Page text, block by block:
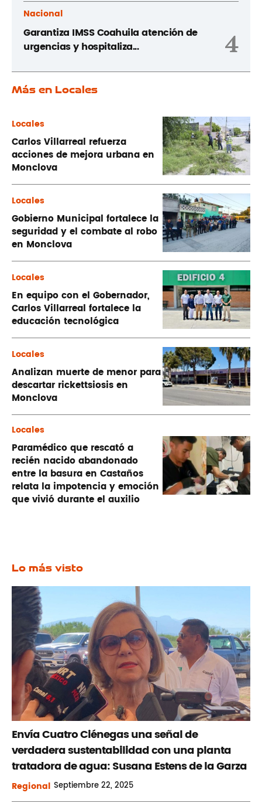
Nacional
Garantiza IMSS Coahuila atención de
urgencias y hospitaliza...
4
Más en Locales
Locales
Carlos Villarreal refuerza
acciones de mejora urbana en
Monclova
Locales
Gobierno Municipal fortalece la
seguridad y el combate al robo
en Monclova
Locales
En equipo con el Gobernador,
Carlos Villarreal fortalece la
educación tecnológica
Locales
Analizan muerte de menor para
descartar rickettsiosis en
Monclova
Locales
Paramédico que rescató a
recién nacido abandonado
entre la basura en Castaños
relata la impotencia y emoción
que vivió durante el auxilio
Lo más visto
Envía Cuatro Ciénegas una señal de
verdadera sustentabilidad con una planta
tratadora de agua: Susana Estens de la Garza
Regional Septiembre22, 2025